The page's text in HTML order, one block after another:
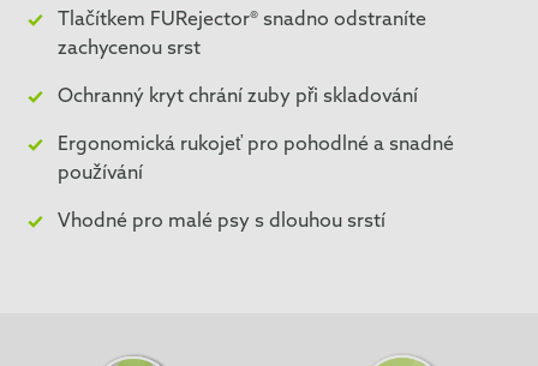
Tlačítkem FURejector® snadno odstraníte
zachycenou srst
Ochranný kryt chrání zuby při skladování
Ergonomická rukojeť pro pohodlné a snadné
používání
Vhodné pro malé psy s dlouhou srstí